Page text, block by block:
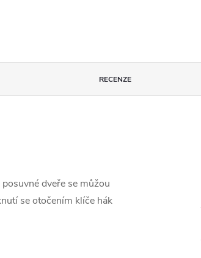
RECENZE
dveře se můžou
se otočením klíče hák